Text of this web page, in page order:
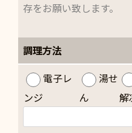
存をお願い致します。
調理方法
電子レ
ンジ
湯せ
ん
解